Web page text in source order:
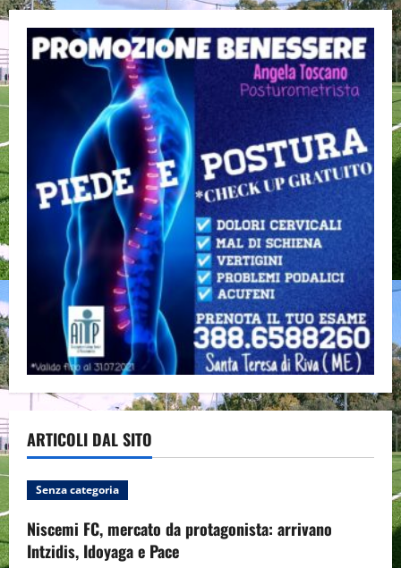
ARTICOLI DAL SITO
Senza categoria
Niscemi FC, mercato da protagonista: arrivano
Intzidis, Idoyaga e Pace